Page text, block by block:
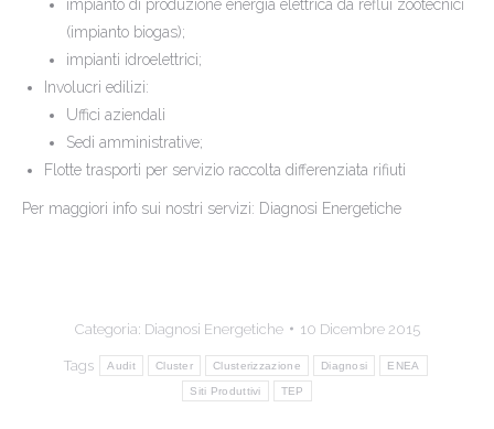
impianto di produzione energia elettrica da reflui zootecnici
(impianto biogas);
impianti idroelettrici;
Involucri edilizi:
Uffici aziendali
Sedi amministrative;
Flotte trasporti per servizio raccolta differenziata rifiuti
Per maggiori info sui nostri servizi: Diagnosi Energetiche
Categoria: Diagnosi Energetiche 10 Dicembre 2015
Tags Audit Cluster Clusterizzazione Diagnosi ENEA
Siti Produttivi TEP